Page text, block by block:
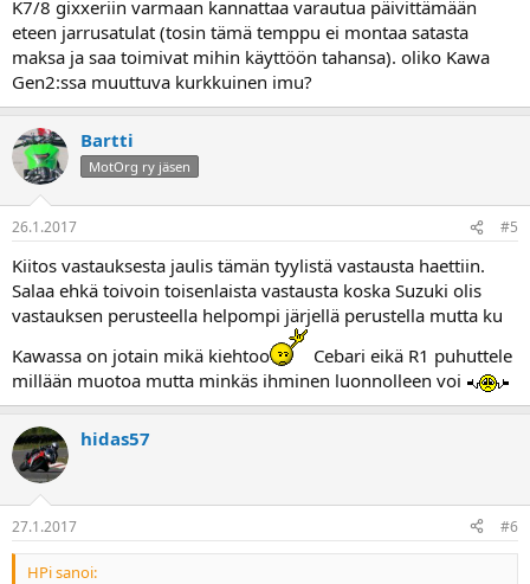
K7/8 gixxeriin varmaan kannattaa varautua päivittämään
eteen jarrusatulat (tosin tämä temppu ei montaa satasta
maksa ja saa toimivat mihin käyttöön tahansa). oliko Kawa
Gen2:ssa muuttuva kurkkuinen imu?
Bartti
MotOrg ry jäsen
26.1.2017 #5
Kiitos vastauksesta jaulis tämän tyylistä vastausta haettiin.
Salaa ehkä toivoin toisenlaista vastausta koska Suzuki olis
vastauksen perusteella helpompi järjellä perustella mutta ku
Kawassa on jotain mikä kiehtoo
Cebari eikä R1 puhuttele
millään muotoa mutta minkäs ihminen luonnolleen voi
hidas57
27.1.2017 #6
HPi sanoi: